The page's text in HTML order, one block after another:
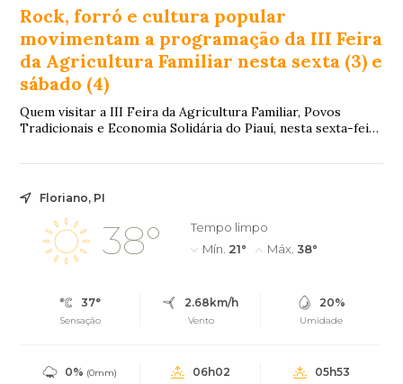
Rock, forró e cultura popular
movimentam a programação da III Feira
da Agricultura Familiar nesta sexta (3) e
sábado (4)
Quem visitar a III Feira da Agricultura Familiar, Povos
Tradicionais e Economia Solidária do Piauí, nesta sexta-feira
Floriano, PI
38°
Tempo limpo
Mín. 21° Máx. 38°
37°
Sensação
2.68km/h
Vento
20%
Umidade
0% (0mm) 06h02 05h53